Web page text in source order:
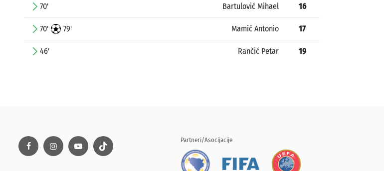
70' Bartulović Mihael 16
70' 79' Mamić Antonio 17
46' Rančić Petar 19
Partneri/Asocijacije